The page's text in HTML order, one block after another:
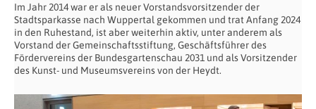
Im Jahr 2014 war er als neuer Vorstandsvorsitzender der
Stadtsparkasse nach Wuppertal gekommen und trat Anfang 2024
in den Ruhestand, ist aber weiterhin aktiv, unter anderem als
Vorstand der Gemeinschaftsstiftung, Geschäftsführer des
Fördervereins der Bundesgartenschau 2031 und als Vorsitzender
des Kunst- und Museumsvereins von der Heydt.